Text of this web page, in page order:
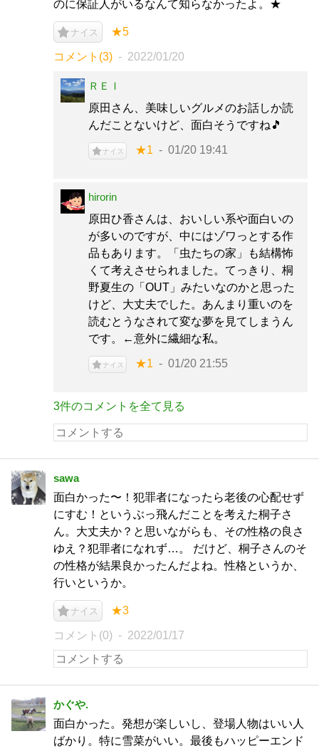
のに保証人がいるなんて知らなかったよ。★
ナイス ★5
コメント(3) 2022/01/20
ＲＥＩ
原田さん、美味しいグルメのお話しか読
んだことないけど、面白そうですね🎵
ナイス ★1 01/20 19:41
hirorin
原田ひ香さんは、おいしい系や面白いの
が多いのですが、中にはゾワっとする作
品もあります。「虫たちの家」も結構怖
くて考えさせられました。てっきり、桐
野夏生の「OUT」みたいなのかと思った
けど、大丈夫でした。あんまり重いのを
読むとうなされて変な夢を見てしまうん
です。←意外に繊細な私。
ナイス ★1 01/20 21:55
3件のコメントを全て見る
sawa
面白かった〜！犯罪者になったら老後の心配せず
にすむ！というぶっ飛んだことを考えた桐子さ
ん。大丈夫か？と思いながらも、その性格の良さ
ゆえ？犯罪者になれず…。 だけど、桐子さんのそ
の性格が結果良かったんだよね。性格というか、
行いというか。
ナイス ★3
コメント(0) 2022/01/17
かぐや.
面白かった。発想が楽しいし、登場人物はいい人
ばかり。特に雪菜がいい。最後もハッピーエンド